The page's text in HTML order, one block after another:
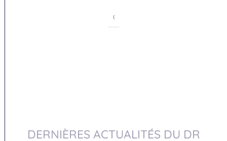
DERNIÈRES ACTUALITÉS DU DR